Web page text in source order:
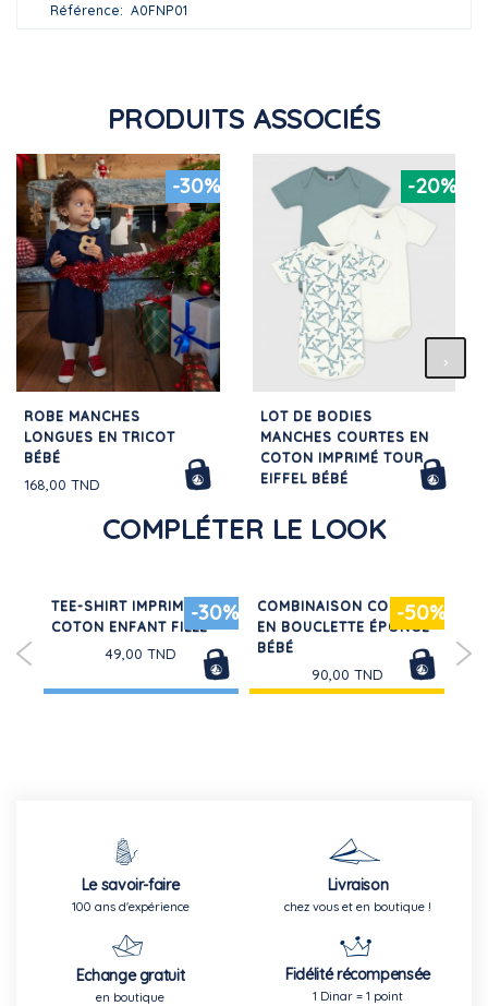
Référence
A0FNP01
PRODUITS ASSOCIÉS
-30%
ROBE MANCHES
LONGUES EN TRICOT
BÉBÉ
168,00 TND
-20%
LOT DE BODIES
MANCHES COURTES EN
COTON IMPRIMÉ TOUR
EIFFEL BÉBÉ
COMPLÉTER LE LOOK
-30%
TEE-SHIRT IMPRIMÉ EN
COTON ENFANT FILLE
49,00 TND
-50%
COMBINAISON COURTE
EN BOUCLETTE ÉPONGE
BÉBÉ
90,00 TND
Le savoir-faire
100 ans d'expérience
Livraison
chez vous et en boutique !
Echange gratuit
en boutique
Fidélité récompensée
1 Dinar = 1 point